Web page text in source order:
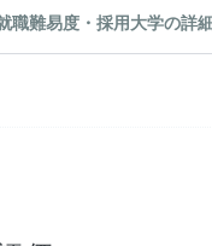
職難易度・採用大学の詳